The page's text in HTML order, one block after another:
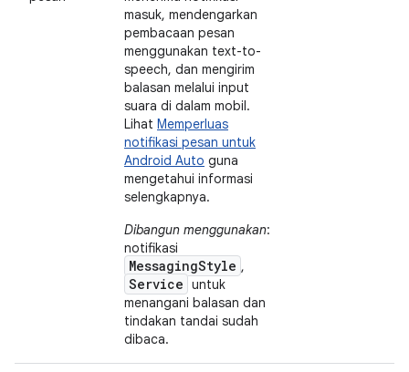
masuk, mendengarkan
pembacaan pesan
menggunakan text-to-
speech, dan mengirim
balasan melalui input
suara di dalam mobil.
Lihat Memperluas
notifikasi pesan untuk
Android Auto guna
mengetahui informasi
selengkapnya.
Dibangun menggunakan:
notifikasi
MessagingStyle ,
Service untuk
menangani balasan dan
tindakan tandai sudah
dibaca.